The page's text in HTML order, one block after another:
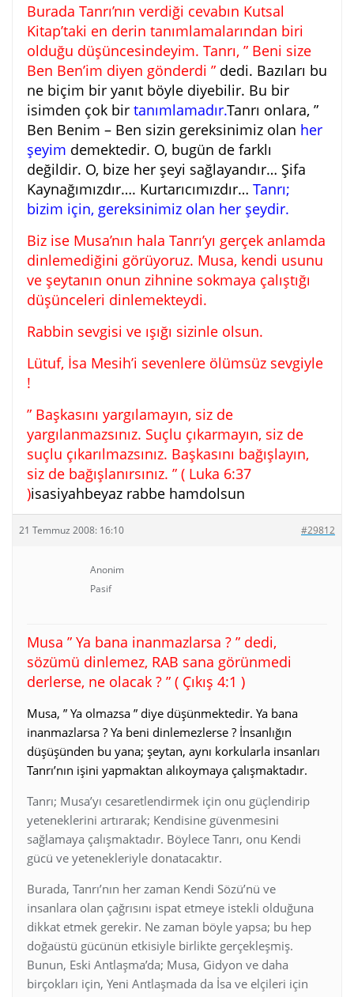
Burada Tanrı’nın verdiği cevabın Kutsal
Kitap’taki en derin tanımlamalarından biri
olduğu düşüncesindeyim. Tanrı, ” Beni size
Ben Ben’im diyen gönderdi ” dedi. Bazıları bu
ne biçim bir yanıt böyle diyebilir. Bu bir
isimden çok bir tanımlamadır.Tanrı onlara, ”
Ben Benim – Ben sizin gereksinimiz olan her
şeyim demektedir. O, bugün de farklı
değildir. O, bize her şeyi sağlayandır… Şifa
Kaynağımızdır…. Kurtarıcımızdır… Tanrı;
bizim için, gereksinimiz olan her şeydir.
Biz ise Musa’nın hala Tanrı’yı gerçek anlamda
dinlemediğini görüyoruz. Musa, kendi usunu
ve şeytanın onun zihnine sokmaya çalıştığı
düşünceleri dinlemekteydi.
Rabbin sevgisi ve ışığı sizinle olsun.
Lütuf, İsa Mesih’i sevenlere ölümsüz sevgiyle
!
” Başkasını yargılamayın, siz de
yargılanmazsınız. Suçlu çıkarmayın, siz de
suçlu çıkarılmazsınız. Başkasını bağışlayın,
siz de bağışlanırsınız. ” ( Luka 6:37
)isasiyahbeyaz rabbe hamdolsun
21 Temmuz 2008: 16:10 #29812
Anonim
Pasif
Musa ” Ya bana inanmazlarsa ? ” dedi,
sözümü dinlemez, RAB sana görünmedi
derlerse, ne olacak ? ” ( Çıkış 4:1 )
Musa, ” Ya olmazsa ” diye düşünmektedir. Ya bana
inanmazlarsa ? Ya beni dinlemezlerse ? İnsanlığın
düşüşünden bu yana; şeytan, aynı korkularla insanları
Tanrı’nın işini yapmaktan alıkoymaya çalışmaktadır.
Tanrı; Musa’yı cesaretlendirmek için onu güçlendirip
yeteneklerini artırarak; Kendisine güvenmesini
sağlamaya çalışmaktadır. Böylece Tanrı, onu Kendi
gücü ve yetenekleriyle donatacaktır.
Burada, Tanrı’nın her zaman Kendi Sözü’nü ve
insanlara olan çağrısını ispat etmeye istekli olduğuna
dikkat etmek gerekir. Ne zaman böyle yapsa; bu hep
doğaüstü gücünün etkisiyle birlikte gerçekleşmiş.
Bunun, Eski Antlaşma’da; Musa, Gidyon ve daha
birçokları için, Yeni Antlaşmada da İsa ve elçileri için